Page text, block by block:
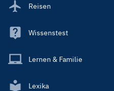
Reisen
Wissenstest
Lernen & Familie
Lexika